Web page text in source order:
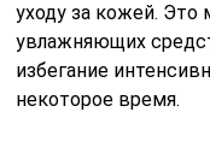
уходу за кожей.
увлажняющих
избегание
некоторое время.